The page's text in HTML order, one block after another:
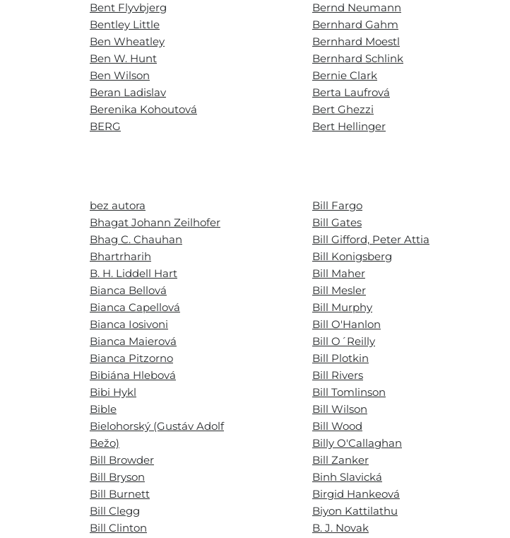
Bent Flyvbjerg
Bentley Little
Ben Wheatley
Ben W. Hunt
Ben Wilson
Beran Ladislav
Berenika Kohoutová
BERG
Bernd Neumann
Bernhard Gahm
Bernhard Moestl
Bernhard Schlink
Bernie Clark
Berta Laufrová
Bert Ghezzi
Bert Hellinger
bez autora
Bhagat Johann Zeilhofer
Bhag C. Chauhan
Bhartrharih
B. H. Liddell Hart
Bianca Bellová
Bianca Capellová
Bianca Iosivoni
Bianca Maierová
Bianca Pitzorno
Bibiána Hlebová
Bibi Hykl
Bible
Bielohorský (Gustáv Adolf
Bežo)
Bill Browder
Bill Bryson
Bill Burnett
Bill Clegg
Bill Clinton
Bill Fargo
Bill Gates
Bill Gifford, Peter Attia
Bill Konigsberg
Bill Maher
Bill Mesler
Bill Murphy
Bill O'Hanlon
Bill O´Reilly
Bill Plotkin
Bill Rivers
Bill Tomlinson
Bill Wilson
Bill Wood
Billy O'Callaghan
Bill Zanker
Binh Slavická
Birgid Hankeová
Biyon Kattilathu
B. J. Novak